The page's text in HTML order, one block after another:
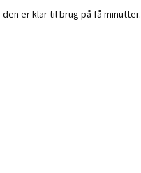
er klar til brug på få minutter.